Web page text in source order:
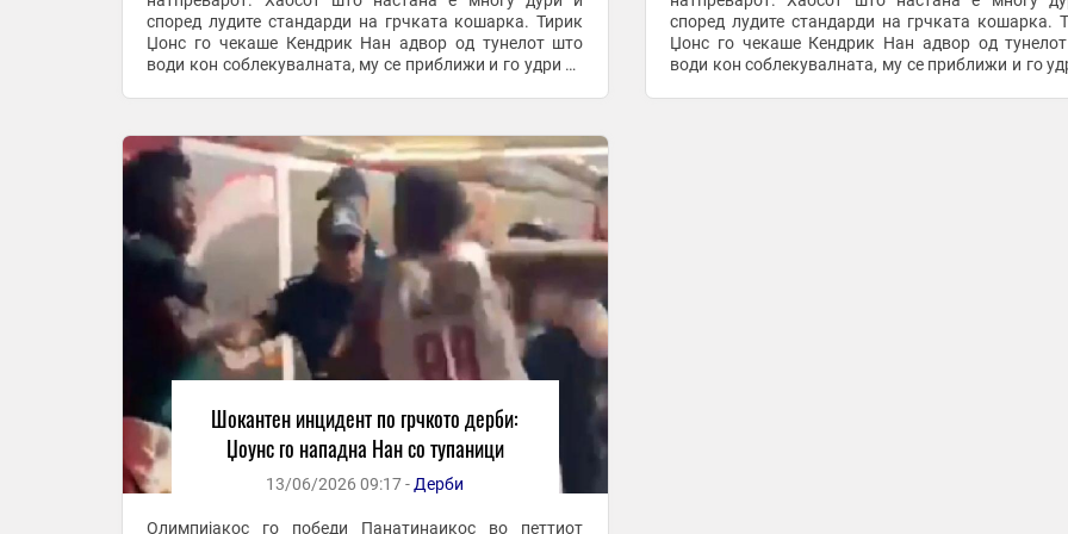
според лудите стандарди на грчката кошарка. Тирик
Џонс го чекаше Кендрик Нан адвор од тунелот што
води кон соблекувалната, му се приближи и го удри со
според лудите стандарди на грчката кошарка.
Џонс го чекаше Кендрик Нан адвор од
води кон соблекувалната, му се приближи и го
Шокантен инцидент по грчкото дерби:
Џоунс го нападна Нан со тупаници
13/06/2026 09:17 - Дерби
Олимпијакос го победи Панатинаикос во петтиот